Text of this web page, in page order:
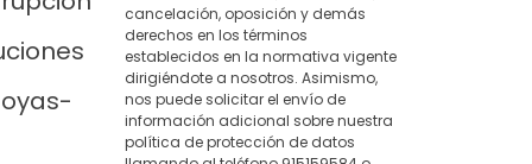
cancelación, oposición y demás
derechos en los términos
establecidos en la normativa vigente
dirigiéndote a nosotros. Asimismo,
nos puede solicitar el envío de
información adicional sobre nuestra
política de protección de datos